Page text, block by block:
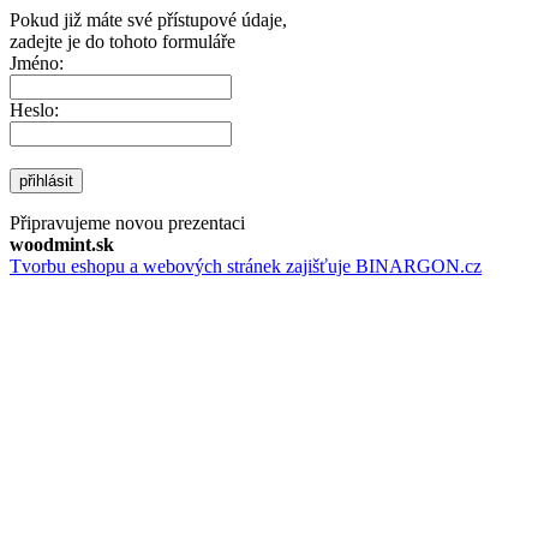
Pokud již máte své přístupové údaje,
zadejte je do tohoto formuláře
Jméno:
Heslo:
přihlásit
Připravujeme novou prezentaci
woodmint.sk
Tvorbu eshopu a webových stránek zajišťuje BINARGON.cz